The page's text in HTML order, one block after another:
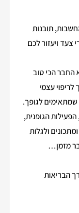
תובנות
צעד ויעזור לכם
החבר הכי טוב
עצמי
שמתאימים לגופך.
הגופנית,
ולגלות
מזמן…
הבריאות